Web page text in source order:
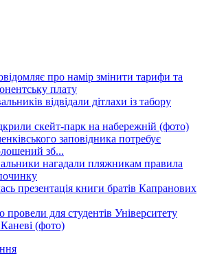
про намір змінити тарифи та
плату
відвідали дітлахи із табору
скейт-парк на набережній (фото)
заповідника потребує
зб...
нагадали пляжникам правила
презентація книги братів Капранових
провели для студентів Університету
Каневі (фото)